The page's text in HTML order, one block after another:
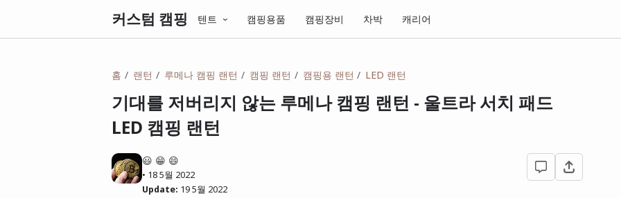
커스텀 캠핑 텐트 캠핑용품 캠핑장비 차박 캐리어
홈 랜턴 루메나 캠핑 랜턴 캠핑 랜턴 캠핑용 랜턴 LED 랜턴
기대를 저버리지 않는 루메나 캠핑 랜턴 - 울트라 서치 패드
LED 캠핑 랜턴
😃 😁 😄
• 18 5월 2022
Update: 19 5월 2022